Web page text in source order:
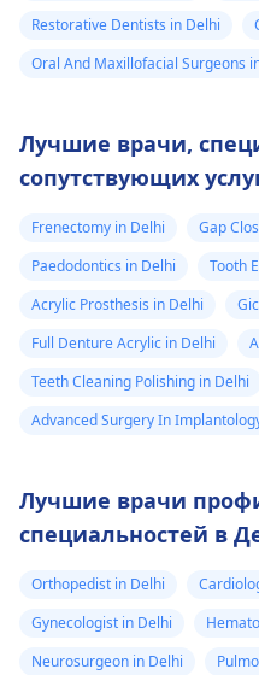
Restorative Dentists in Delhi
Oral And Maxillofacial Surgeons
Лучшие врачи,
сопутствующих
Frenectomy in Delhi
Gap
Paedodontics in Delhi
Tooth
Acrylic Prosthesis in Delhi
Full Denture Acrylic in Delhi
Teeth Cleaning Polishing in Delhi
Advanced Surgery In
Лучшие врачи
специальностей в
Orthopedist in Delhi
Gynecologist in Delhi
Neurosurgeon in Delhi